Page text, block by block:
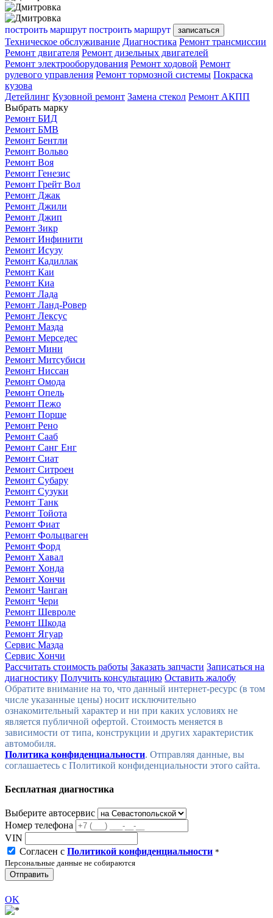
построить маршрут построить маршрут записаться
Техническое обслуживание Диагностика Ремонт трансмиссии
Ремонт двигателя Ремонт дизельных двигателей
Ремонт электрооборудования Ремонт ходовой Ремонт
рулевого управления Ремонт тормозной системы Покраска
кузова
Детейлинг Кузовной ремонт Замена стекол Ремонт АКПП
Выбрать марку
Ремонт БИД
Ремонт БМВ
Ремонт Бентли
Ремонт Вольво
Ремонт Воя
Ремонт Генезис
Ремонт Грейт Вол
Ремонт Джак
Ремонт Джили
Ремонт Джип
Ремонт Зикр
Ремонт Инфинити
Ремонт Исузу
Ремонт Кадиллак
Ремонт Каи
Ремонт Киа
Ремонт Лада
Ремонт Ланд-Ровер
Ремонт Лексус
Ремонт Мазда
Ремонт Мерседес
Ремонт Мини
Ремонт Митсубиси
Ремонт Ниссан
Ремонт Омода
Ремонт Опель
Ремонт Пежо
Ремонт Порше
Ремонт Рено
Ремонт Сааб
Ремонт Санг Енг
Ремонт Сиат
Ремонт Ситроен
Ремонт Субару
Ремонт Сузуки
Ремонт Танк
Ремонт Тойота
Ремонт Фиат
Ремонт Фольцваген
Ремонт Форд
Ремонт Хавал
Ремонт Хонда
Ремонт Хончи
Ремонт Чанган
Ремонт Чери
Ремонт Шевроле
Ремонт Шкода
Ремонт Ягуар
Сервис Мазда
Сервис Хончи
Рассчитать стоимость работы Заказать запчасти Записаться на
диагностику Получить консультацию Оставить жалобу
Политика конфиденциальности. Отправляя данные, вы
соглашаетесь с Политикой конфиденциальности этого сайта.
Бесплатная диагностика
Выберите автосервис
Номер телефона
VIN
Согласен с Политикой конфиденциальности *
Персональные данные не собираются
Отправить
OK